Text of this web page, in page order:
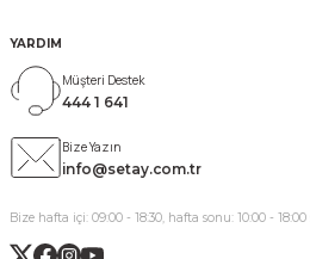
YARDIM
Müşteri Destek
444 1 641
Bize Yazın
info@setay.com.tr
Bize hafta içi: 09:00 - 18:30, hafta sonu: 10:00 -